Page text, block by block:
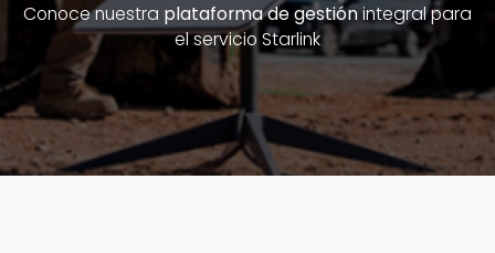
Conoce nuestra plataforma de gestiónintegral para
el servicio Starlink